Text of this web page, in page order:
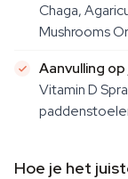
Chaga,
Mushrooms
Aanvulling
Vitamin D
Hoe je het